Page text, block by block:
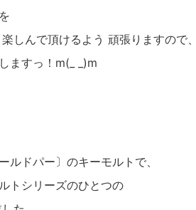
しんで頂けるよう 頑張りますので、
ますっ！m(_ _)m
ルドパー〕のキーモルトで、
トシリーズのひとつの